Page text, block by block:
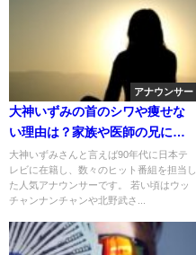
アナウンサー
大神いずみの首のシワや痩せな
い理由は？家族や医師の兄につ
いて！
大神いずみさんと言えば90年代に日本テ
レビに在籍し、数々のヒット番組を担当し
た人気アナウンサーです。 若い頃はウッ
チャンナンチャンや北野武さ...